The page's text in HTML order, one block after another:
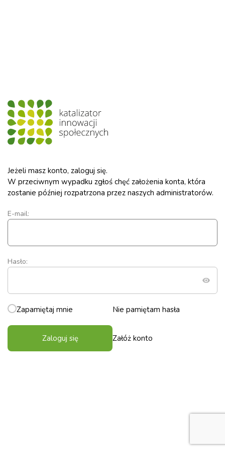
Jeżeli masz konto, zaloguj się.
W przeciwnym wypadku zgłoś chęć założenia konta, która
zostanie później rozpatrzona przez naszych administratorów.
E-mail:
Hasło:
Zapamiętaj mnie Nie pamiętam hasła
Zaloguj się Załóż konto